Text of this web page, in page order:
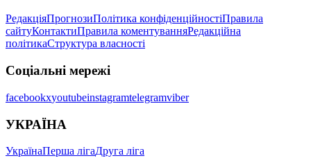
РедакціяПрогнозиПолітика конфіденційностіПравила
сайтуКонтактиПравила коментуванняРедакційна
політикаСтруктура власності
Соціальні мережі
facebookxyoutubeinstagramtelegramviber
УКРАЇНА
УкраїнаПерша лігаДруга ліга